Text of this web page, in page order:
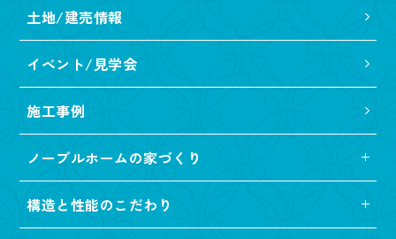
土地/建売情報
イベント/見学会
施工事例
ノーブルホームの家づくり
構造と性能のこだわり